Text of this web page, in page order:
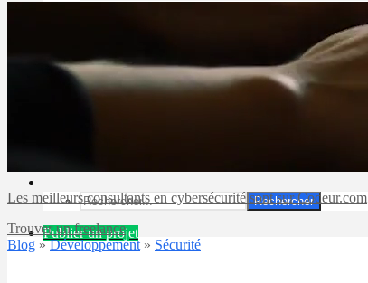
Prix pub Instagram
Prix logiciel
Prix chatbot
Rechercher
Publier un projet
Les meilleurs consultants en cybersécurité sont sur Codeur.com
Trouver un freelance
Blog »Développement » Sécurité